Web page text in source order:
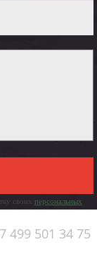
своих персональных
499 501 34 75